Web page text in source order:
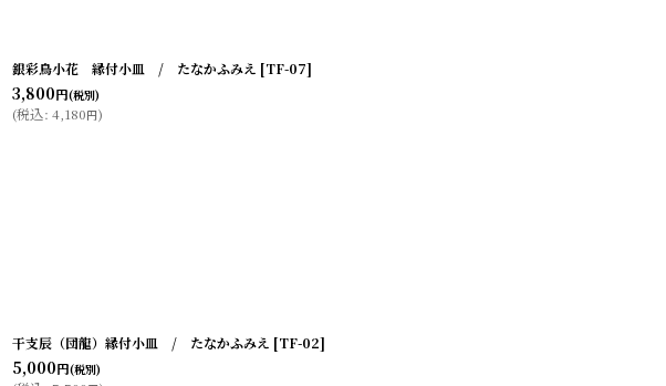
銀彩鳥小花 縁付小皿 / たなかふみえ [TF-07]
3,800円(税別)
(税込: 4,180円)
干支辰（団龍）縁付小皿 / たなかふみえ [TF-02]
5,000円(税別)